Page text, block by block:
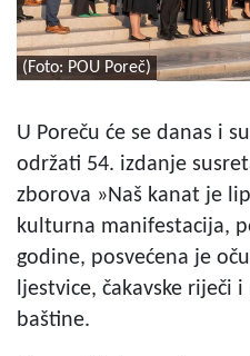
(Foto: POU Poreč)
U Poreču će se danas i
održati 54. izdanje
zborova »Naš kanat je
kulturna manifestacija,
godine, posvećena je
ljestvice, čakavske riječi
baštine.